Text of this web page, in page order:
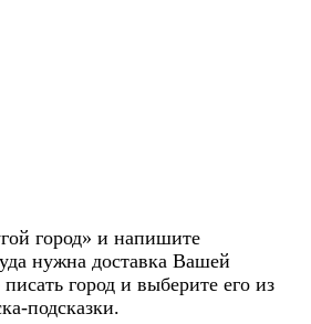
город» и напишите
нужна доставка Вашей
город и выберите его из
подсказки.